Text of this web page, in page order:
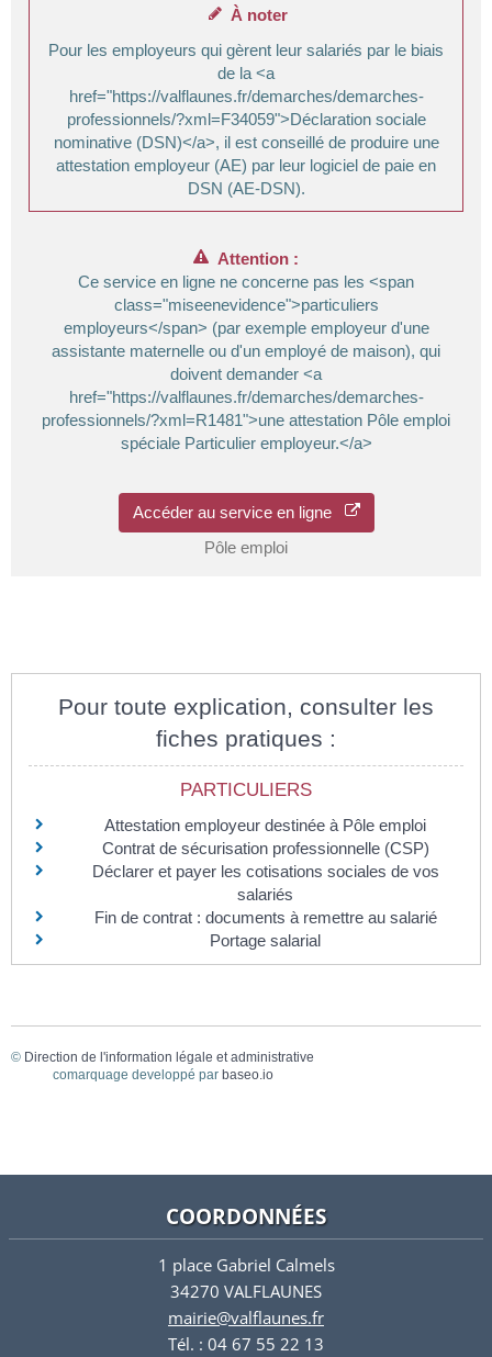
À noter
Pour les employeurs qui gèrent leur salariés par le biais
de la <a
href="https://valflaunes.fr/demarches/demarches-
professionnels/?xml=F34059">Déclaration sociale
nominative (DSN)</a>, il est conseillé de produire une
attestation employeur (AE) par leur logiciel de paie en
DSN (AE-DSN).
Attention :
Ce service en ligne ne concerne pas les <span
class="miseenevidence">particuliers
employeurs</span> (par exemple employeur d'une
assistante maternelle ou d'un employé de maison), qui
doivent demander <a
href="https://valflaunes.fr/demarches/demarches-
professionnels/?xml=R1481">une attestation Pôle emploi
spéciale Particulier employeur.</a>
Accéder au service en ligne
Pôle emploi
Pour toute explication, consulter les
fiches pratiques :
PARTICULIERS
Attestation employeur destinée à Pôle emploi
Contrat de sécurisation professionnelle (CSP)
Déclarer et payer les cotisations sociales de vos
salariés
Fin de contrat : documents à remettre au salarié
Portage salarial
© Direction de l'information légale et administrative
comarquage developpé par baseo.io
COORDONNÉES
1 place Gabriel Calmels
34270 VALFLAUNES
mairie@valflaunes.fr
Tél. : 04 67 55 22 13